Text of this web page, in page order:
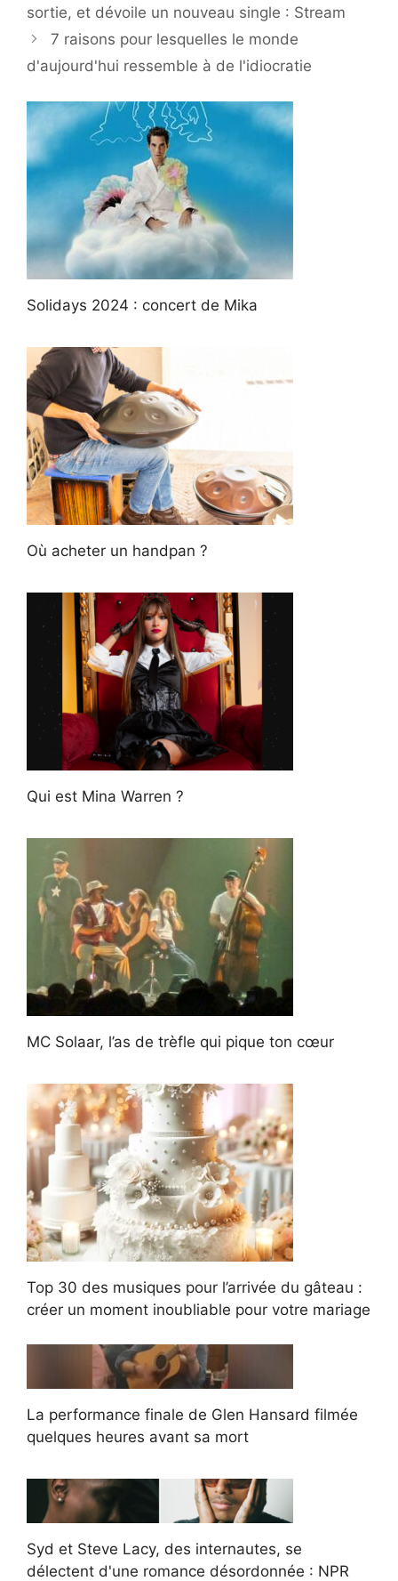
sortie, et dévoile un nouveau single : Stream
7 raisons pour lesquelles le monde
d'aujourd'hui ressemble à de l'idiocratie
Solidays 2024 : concert de Mika
Où acheter un handpan ?
Qui est Mina Warren ?
MC Solaar, l’as de trèfle qui pique ton cœur
Top 30 des musiques pour l’arrivée du gâteau :
créer un moment inoubliable pour votre mariage
La performance finale de Glen Hansard filmée
quelques heures avant sa mort
Syd et Steve Lacy, des internautes, se
délectent d'une romance désordonnée : NPR